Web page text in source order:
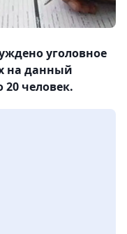
уголовное
на данный
человек.